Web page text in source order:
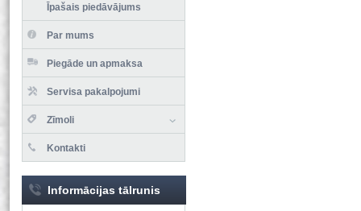
Īpašais piedāvājums
Par mums
Piegāde un apmaksa
Servisa pakalpojumi
Zīmoli
Kontakti
Informācijas tālrunis